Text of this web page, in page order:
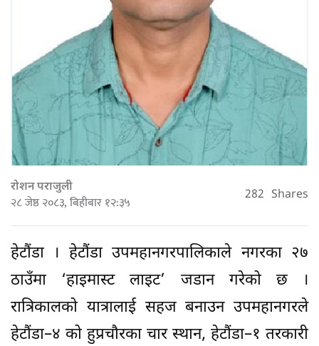
रोशन पराजुली
२८ जेष्ठ २०८३, बिहीबार १२:३५ 282 Shares
हेटौंडा । हेटौंडा उपमहानगरपालिकाले नगरका २७
ठाउँमा ‘हाइमास्ट लाइट’ जडान गरेको छ ।
रात्रिकालको यात्रालाई सहज बनाउन उपमहानगरले
हेटौंडा–४ को हुप्रचौरका चार स्थान, हेटौंडा–१ तरकारी